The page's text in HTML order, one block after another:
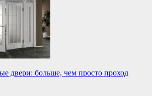
двери: больше, чем просто проход